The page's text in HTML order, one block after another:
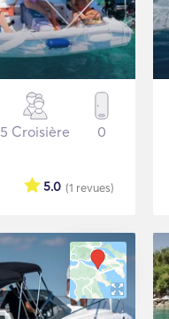
5 Croisière 0
(1 revues)
5.0